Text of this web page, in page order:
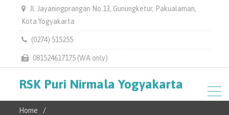
Jl. Jayaningprangan No.13, Gunungketur, Pakualaman,
Kota Yogyakarta
(0274) 515255
081524617175 (WA only)
RSK Puri Nirmala Yogyakarta
Home